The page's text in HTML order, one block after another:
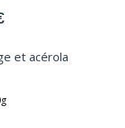
Plage
prix :
à
et acérola